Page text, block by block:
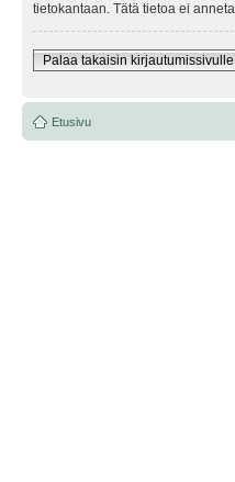
tietokantaan. Tätä tietoa ei
Palaa takaisin kirjautumissivulle
Etusivu